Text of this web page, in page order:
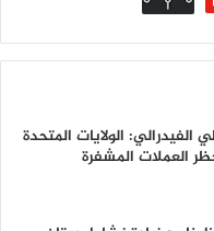
الولايات المتحدة
العملات المشفرة